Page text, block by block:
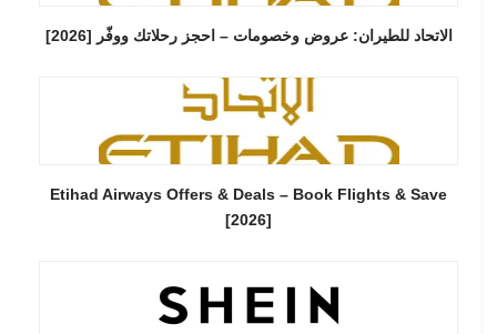
الاتحاد للطيران: عروض وخصومات – احجز رحلاتك ووفّر [2026]
Etihad Airways Offers & Deals – Book Flights & Save
[2026]